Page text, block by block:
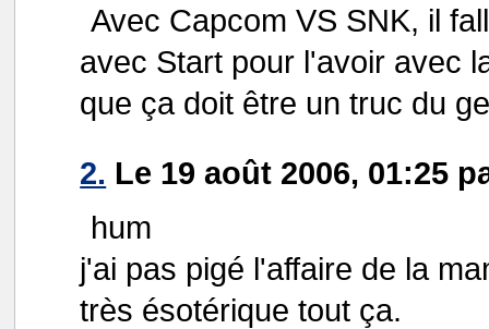
Avec Capcom VS SNK, il
avec Start pour l'avoir avec
que ça doit être un truc du
2. Le 19 août 2006, 01:25
hum
j'ai pas pigé l'affaire de la
très ésotérique tout ça.